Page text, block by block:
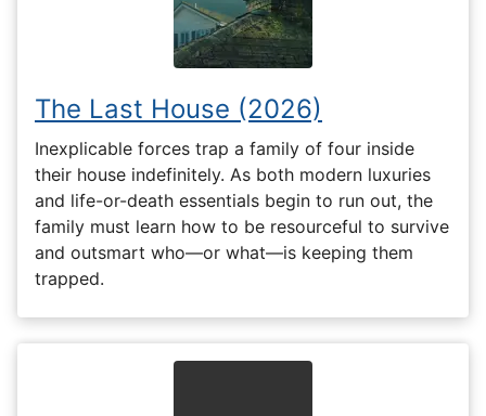
The Last House (2026)
Inexplicable forces trap a family of four inside
their house indefinitely. As both modern luxuries
and life-or-death essentials begin to run out, the
family must learn how to be resourceful to survive
and outsmart who—or what—is keeping them
trapped.